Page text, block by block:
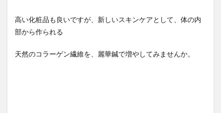
高い化粧品も良いですが、新しいスキンケアとして、体の内
部から作られる
天然のコラーゲン繊維を、麗華鍼で増やしてみませんか。